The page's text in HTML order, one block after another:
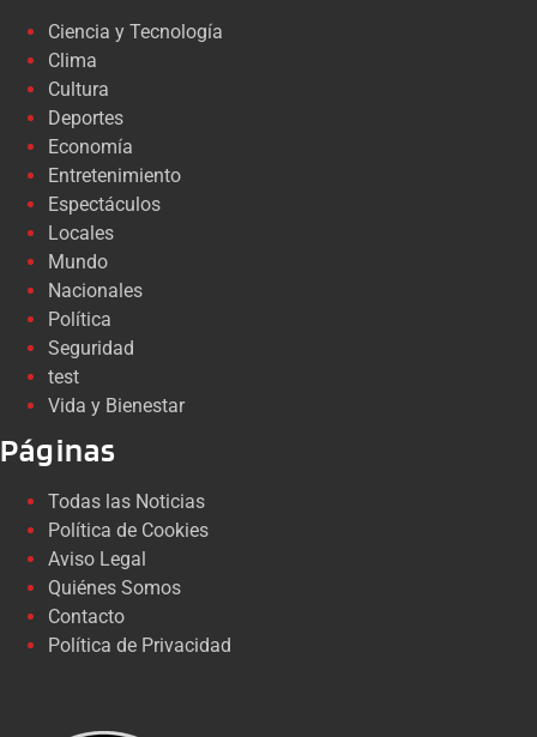
Ciencia y Tecnología
Clima
Cultura
Deportes
Economía
Entretenimiento
Espectáculos
Locales
Mundo
Nacionales
Política
Seguridad
test
Vida y Bienestar
Páginas
Todas las Noticias
Política de Cookies
Aviso Legal
Quiénes Somos
Contacto
Política de Privacidad